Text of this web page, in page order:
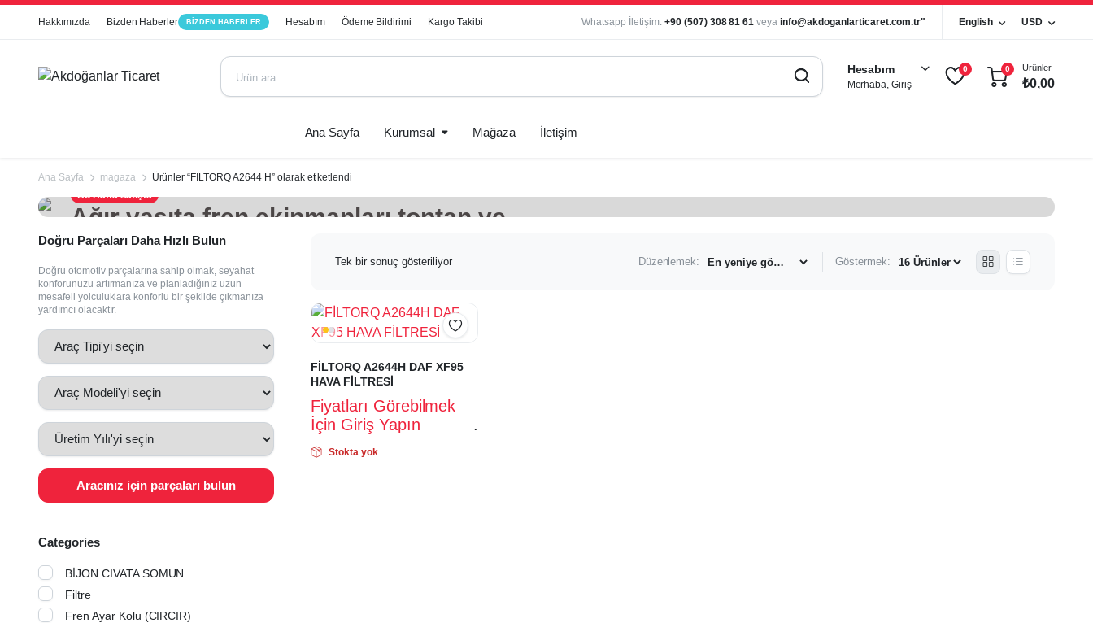
Hakkımızda Bizden Haberler BIZDEN HABERLER Hesabım Ödeme Bildirimi Kargo Takibi Whatsapp İletişim: +90 (507) 308 81 61 veya info@akdoganlarticaret.com.tr" English USD
Hesabım
Merhaba, Giriş
0 0 Ürünler
₺0,00
Ana Sayfa Kurumsal Mağaza İletişim
Ana Sayfa magaza
Ürünler “FİLTORQ A2644 H” olarak etiketlendi
Bu Hafta Satışta
Ağır vasıta fren ekipmanları toptan ve
perakende satışı.
Tek bir sonuç gösteriliyor Düzenlemek: Göstermek:
FİLTORQ A2644H DAF XF95
HAVA FİLTRESİ
Fiyatları Görebilmek
İçin Giriş Yapın
.
Stokta yok
Doğru Parçaları Daha Hızlı Bulun
Doğru otomotiv parçalarına sahip olmak, seyahat
konforunuzu artırmanıza ve planladığınız uzun
mesafeli yolculuklara konforlu bir şekilde çıkmanıza
yardımcı olacaktır.
Aracınız için parçaları bulun
Categories
BİJON CIVATA SOMUN
Filtre
Fren Ayar Kolu (CIRCIR)